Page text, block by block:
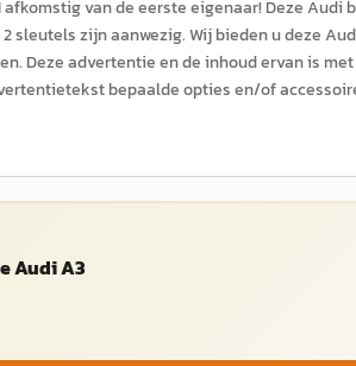
afkomstig van de eerste eigenaar! Deze
sleutels zijn aanwezig. Wij bieden u deze
Deze advertentie en de inhoud ervan is
bepaalde opties en/of
Audi A3